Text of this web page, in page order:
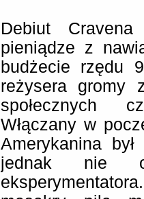
Debiut
pieniądze z
budżecie rzędu
reżysera gromy
społecznych
Włączany w
Amerykanina
jednak nie